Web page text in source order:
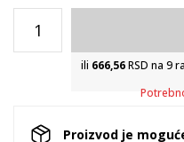
ili 666,56RSD na 9
Proizvod je